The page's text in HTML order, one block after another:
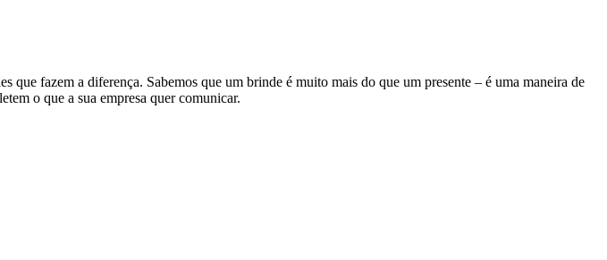
que fazem a diferença. Sabemos que um brinde é muito mais do que um presente – é uma maneira de
o que a sua empresa quer comunicar.